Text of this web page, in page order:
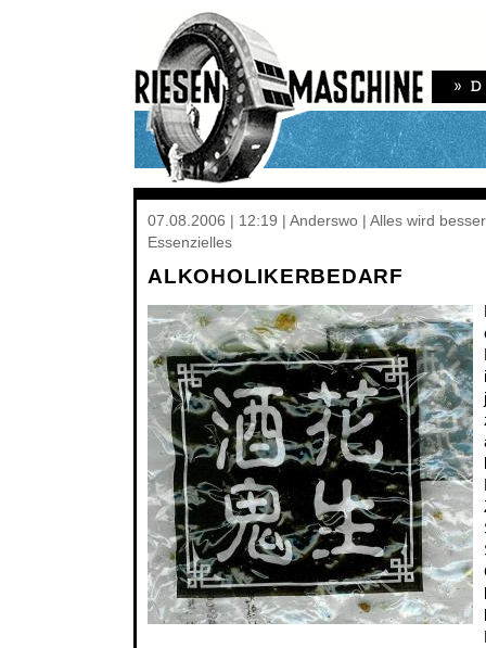
07.08.2006 | 12:19 | Anderswo | Alles wird
Essenzielles
ALKOHOLIKERBEDARF